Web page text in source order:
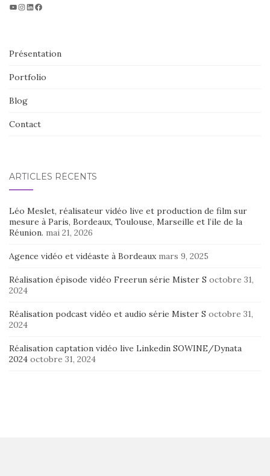
Projet vidéo
Instagram
LinkedIn
Facebook
Présentation
Portfolio
Blog
Contact
ARTICLES RÉCENTS
Léo Meslet, réalisateur vidéo live et production de film sur
mesure à Paris, Bordeaux, Toulouse, Marseille et l’ile de la
Réunion. mai 21, 2026
Agence vidéo et vidéaste à Bordeaux mars 9, 2025
Réalisation épisode vidéo Freerun série Mister S octobre 31,
2024
Réalisation podcast vidéo et audio série Mister S octobre 31,
2024
Réalisation captation vidéo live Linkedin SOWINE/Dynata
2024 octobre 31, 2024